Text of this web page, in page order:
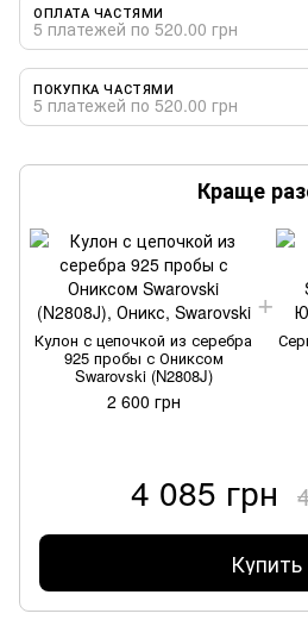
ОПЛАТА ЧАСТЯМИ
5 платежей по 520.00 грн
ПОКУПКА ЧАСТЯМИ
5 платежей по 520.00 грн
Краще
Кулон с цепочкой из серебра
925 пробы с Ониксом
Swarovski (N2808J)
2 600 грн
4 085 грн
Купить